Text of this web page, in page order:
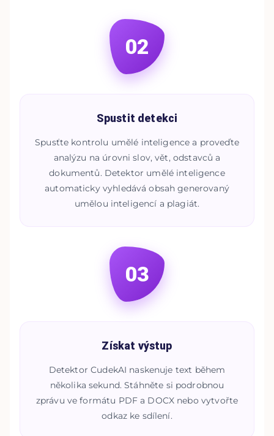
02
Spustit detekci
Spusťte kontrolu umělé inteligence a proveďte
analýzu na úrovni slov, vět, odstavců a
dokumentů. Detektor umělé inteligence
automaticky vyhledává obsah generovaný
umělou inteligencí a plagiát.
03
Získat výstup
Detektor CudekAI naskenuje text během
několika sekund. Stáhněte si podrobnou
zprávu ve formátu PDF a DOCX nebo vytvořte
odkaz ke sdílení.